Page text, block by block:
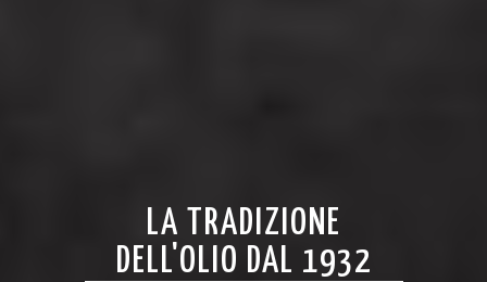
LA TRADIZIONE
DELL'OLIO DAL 1932